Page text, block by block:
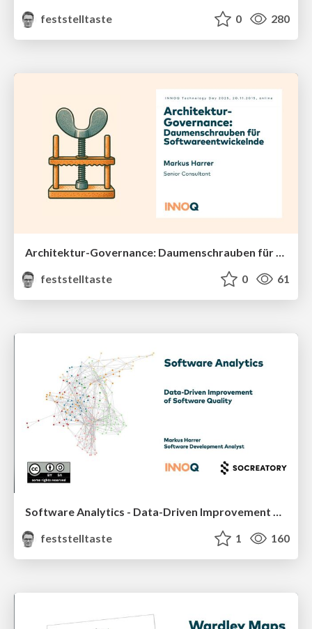
feststelltaste
0 280
feststelltaste
0 61
Software Analytics - Data-Driven Improvement of Software Quality
feststelltaste
1 160